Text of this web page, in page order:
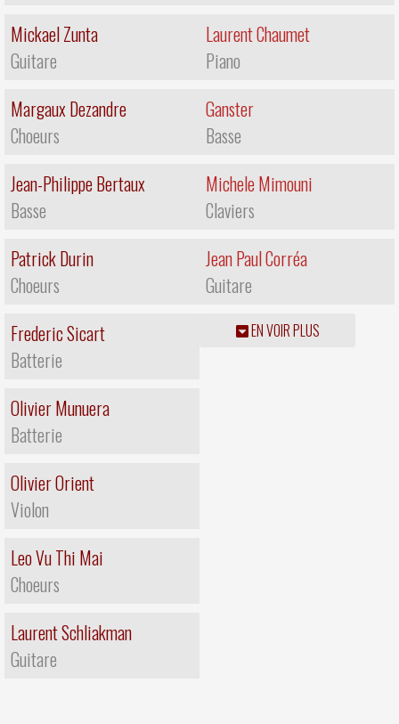
Mickael Zunta
Guitare
Margaux Dezandre
Choeurs
Jean-Philippe Bertaux
Basse
Patrick Durin
Choeurs
Frederic Sicart
Batterie
Olivier Munuera
Batterie
Olivier Orient
Violon
Leo Vu Thi Mai
Choeurs
Laurent Schliakman
Guitare
Laurent Chaumet
Piano
Ganster
Basse
Michele Mimouni
Claviers
Jean Paul Corréa
Guitare
EN VOIR PLUS